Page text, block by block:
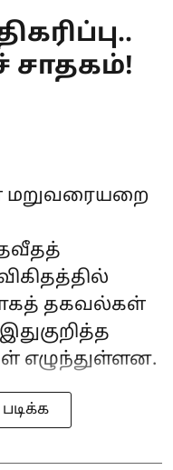
சாதகம்!
மறுவரையறை
தகவல்கள்
எழுந்துள்ளன.